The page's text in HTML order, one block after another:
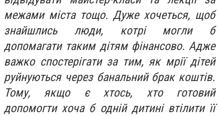
межами міста тощо. Дуже хочеться, щоб
знайшлись люди, котрі могли б
допомагати таким дітям фінансово. Адже
важко спостерігати за тим, як мрії дітей
руйнуються через банальний брак коштів.
Тому, якщо є хтось, хто готовий
допомогти хоча б одній дитині втілити її